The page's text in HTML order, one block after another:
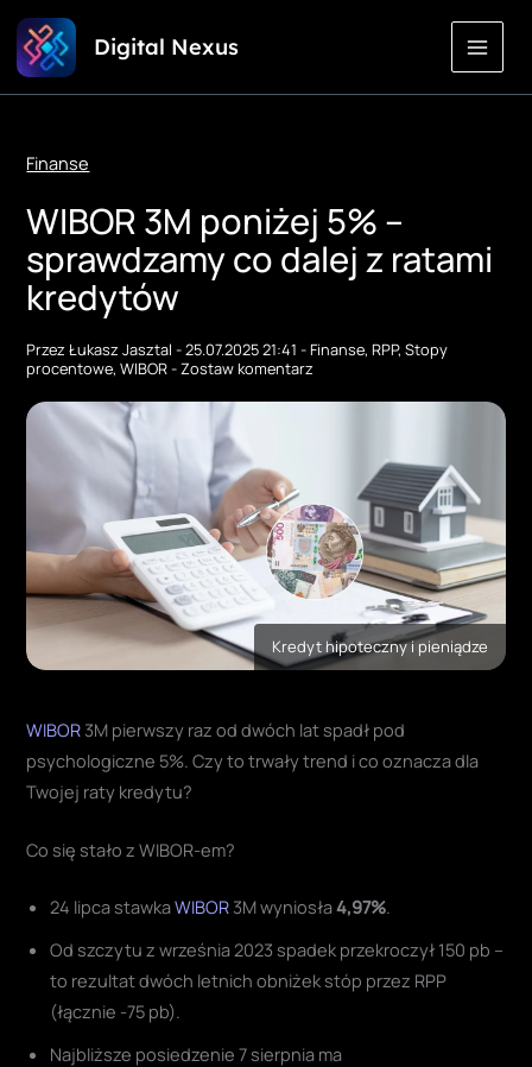
Przejdź
do
treści
Digital Nexus
Finanse
WIBOR 3M poniżej 5% –
sprawdzamy co dalej z ratami
kredytów
PrzezŁukasz Jasztal-25.07.2025 21:41-Finanse,RPP,Stopy
procentowe,WIBOR-Zostaw komentarz
Kredyt hipoteczny i pieniądze
WIBOR 3M pierwszy raz od dwóch lat spadł pod
psychologiczne 5%. Czy to trwały trend i co oznacza dla
Twojej raty kredytu?
Co się stało z WIBOR-em?
24 lipca stawkaWIBOR 3M wyniosła4,97%.
Od szczytu z września 2023 spadek przekroczył 150 pb –
to rezultat dwóch letnich obniżek stóp przez RPP
(łącznie -75 pb).
Najbliższe posiedzenie 7 sierpnia ma